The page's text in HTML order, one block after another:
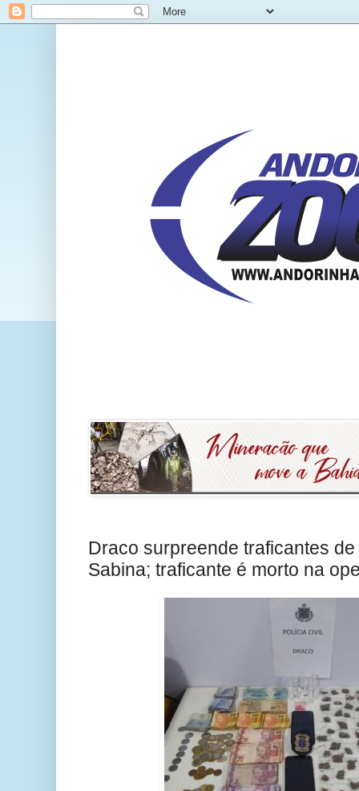
Draco surpreende traficantes
Sabina; traficante é morto na